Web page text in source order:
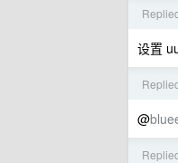
设置
@